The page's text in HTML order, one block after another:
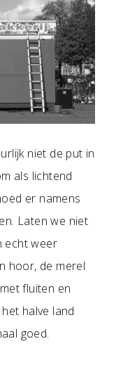
niet de put in
als lichtend
er namens
Laten we niet
echt weer
hoor, de merel
fluiten en
halve land
goed.